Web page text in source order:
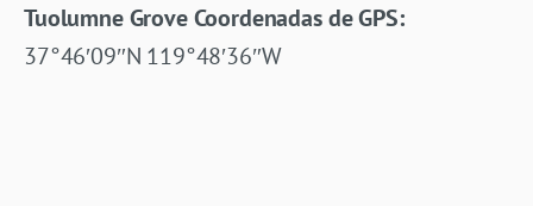
Tuolumne Grove Coordenadas de GPS:
37°46′09″N 119°48′36″W